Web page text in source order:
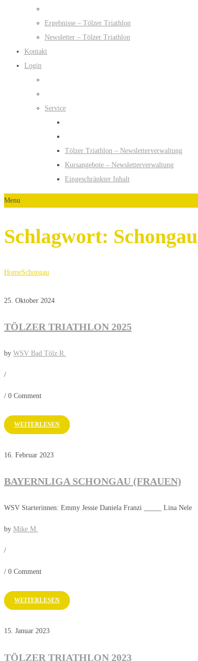
Ergebnisse – Tölzer Triathlon
Newsletter – Tölzer Triathlon
Kontakt
Login
Service
Tölzer Triathlon – Newsletterverwaltung
Kursangebote – Newsletterverwaltung
Eingeschränkter Inhalt
Menu
Schlagwort: Schongau
HomeSchongau
25. Oktober 2024
TÖLZER TRIATHLON 2025
by WSV Bad Tölz R.
/
/ 0 Comment
WEITERLESEN
16. Februar 2023
BAYERNLIGA SCHONGAU (FRAUEN)
WSV Starterinnen: Emmy Jessie Daniela Franzi _____ Lina Nele
by Mike M.
/
/ 0 Comment
WEITERLESEN
15. Januar 2023
TÖLZER TRIATHLON 2023